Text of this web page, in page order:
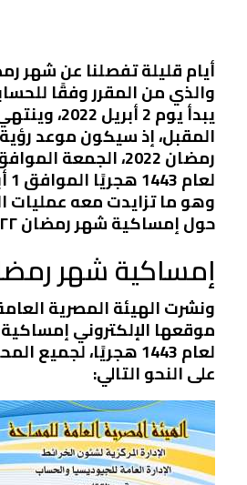
أيام قليلة تفصلنا عن شهر
والذي من المقرر وفقًا
المقبل، إذ سيكون موعد
وهو ما تزايدت معه عمليات
حول إمساكية شهر رمضان ٢٠٢٢.
إمساكية شهر رمضان
ونشرت الهيئة المصرية
لعام 1443 هجريًا،
على النحو التالي: